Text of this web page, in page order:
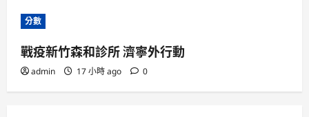
分數
戰疫新竹森和診所 濟寧外行動
admin 17 小時 ago 0